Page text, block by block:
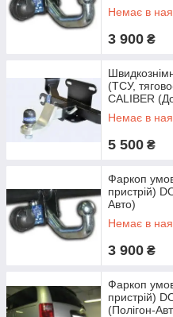
Немає в
3 900 ₴
(ТСУ,
CALIBER
Немає в
5 500 ₴
Фаркоп
пристрій)
Авто)
Немає в
3 900 ₴
Фаркоп
пристрій)
(Полігон-